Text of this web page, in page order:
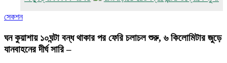
সেকশন
ঘন কুয়াশায় ১০ঘন্টা বন্ধ থাকার পর ফেরি চলাচল শুরু, ৬ কিলোমিটার জুড়ে
যানবাহনের দীর্ঘ সারি –